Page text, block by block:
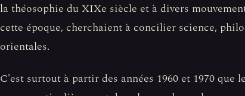
la théosophie du XIXe siècle et à divers
cette époque, cherchaient à concilier science,
orientales.
C'est surtout à partir des années 1960 et 1970 que